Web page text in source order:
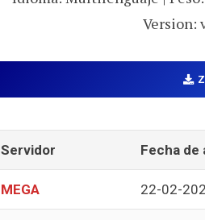
Version:
Servidor Fecha de
MEGA 22-02-